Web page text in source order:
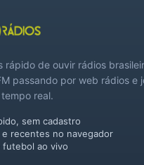
rápido de ouvir rádios
passando por web rádios e
real.
sem cadastro
e recentes no navegador
futebol ao vivo